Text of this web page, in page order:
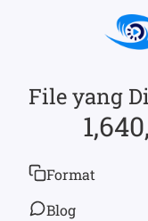
File yang
Format
Blog